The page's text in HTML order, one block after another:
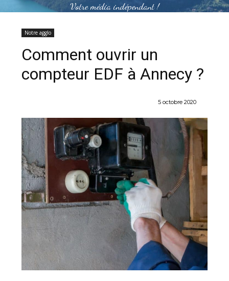
Votre média indépendant !
Notre agglo
Comment ouvrir un
compteur EDF à Annecy ?
5 octobre 2020